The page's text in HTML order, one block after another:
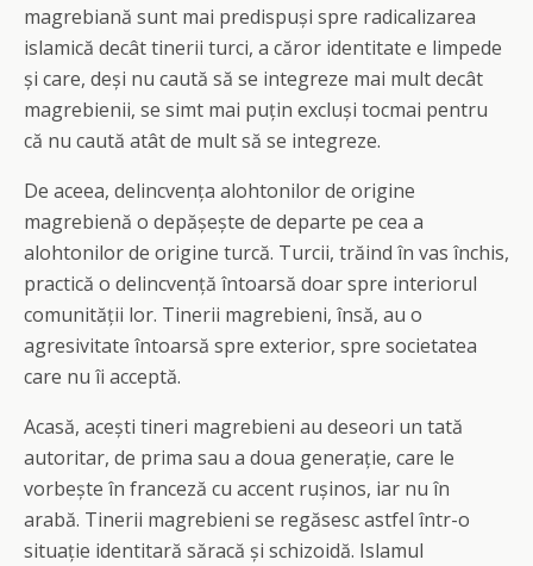
magrebiană sunt mai predispuși spre radicalizarea
islamică decât tinerii turci, a căror identitate e limpede
și care, deși nu caută să se integreze mai mult decât
magrebienii, se simt mai puțin excluși tocmai pentru
că nu caută atât de mult să se integreze.
De aceea, delincvența alohtonilor de origine
magrebienă o depășește de departe pe cea a
alohtonilor de origine turcă. Turcii, trăind în vas închis,
practică o delincvență întoarsă doar spre interiorul
comunității lor. Tinerii magrebieni, însă, au o
agresivitate întoarsă spre exterior, spre societatea
care nu îi acceptă.
Acasă, acești tineri magrebieni au deseori un tată
autoritar, de prima sau a doua generație, care le
vorbește în franceză cu accent rușinos, iar nu în
arabă. Tinerii magrebieni se regăsesc astfel într-o
situație identitară săracă și schizoidă. Islamul